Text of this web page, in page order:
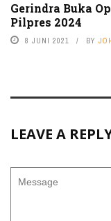
Gerindra Buka
Pilpres 2024
8 JUNI 2021 BY
LEAVE A